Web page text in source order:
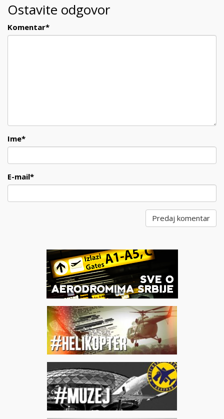
Ostavite odgovor
Komentar*
Ime*
E-mail*